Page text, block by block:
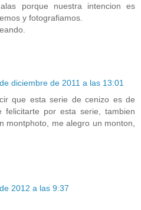
porque nuestra intencion es
y fotografiamos.
diciembre de 2011 a las 13:01
que esta serie de cenizo es de
felicitarte por esta serie, tambien
montphoto, me alegro un monton,
2012 a las 9:37